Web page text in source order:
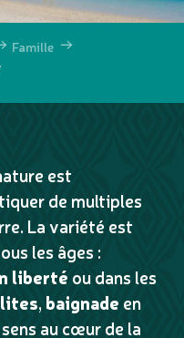
Famille
est
de multiples
La variété est
les âges :
liberté ou dans les
, baignade en
au cœur de la